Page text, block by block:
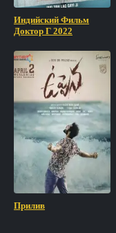
Индийский Фильм
Доктор Г 2022
Прилив